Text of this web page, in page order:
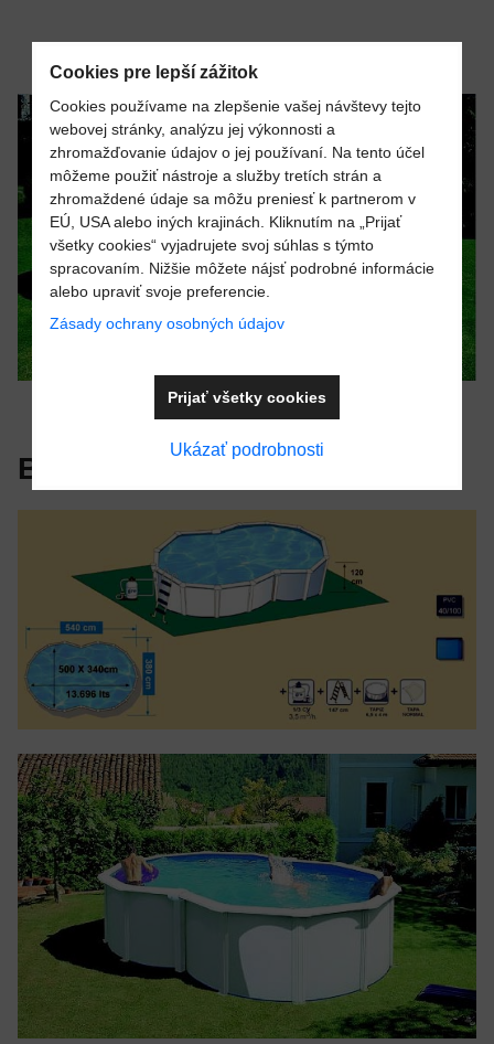
Bazény KIT PROV 4870
Cookies pre lepší zážitok
Cookies používame na zlepšenie vašej návštevy tejto
webovej stránky, analýzu jej výkonnosti a
zhromažďovanie údajov o jej používaní. Na tento účel
môžeme použiť nástroje a služby tretích strán a
zhromaždené údaje sa môžu preniesť k partnerom v
EÚ, USA alebo iných krajinách. Kliknutím na „Prijať
všetky cookies“ vyjadrujete svoj súhlas s týmto
spracovaním. Nižšie môžete nájsť podrobné informácie
alebo upraviť svoje preferencie.
Zásady ochrany osobných údajov
Ukázať podrobnosti
Prijať všetky cookies